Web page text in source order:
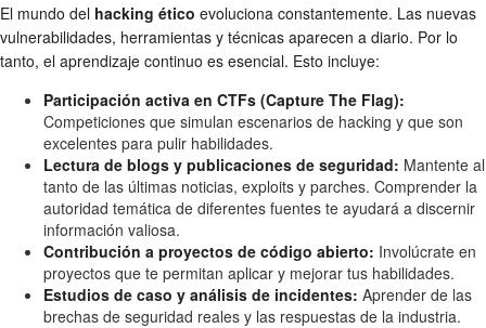
El mundo del hacking ético evoluciona constantemente. Las nuevas
vulnerabilidades, herramientas y técnicas aparecen a diario. Por lo
tanto, el aprendizaje continuo es esencial. Esto incluye:
Participación activa en CTFs (Capture The Flag):
Competiciones que simulan escenarios de hacking y que son
excelentes para pulir habilidades.
Lectura de blogs y publicaciones de seguridad: Mantente al
tanto de las últimas noticias, exploits y parches. Comprender la
autoridad temática de diferentes fuentes te ayudará a discernir
información valiosa.
Contribución a proyectos de código abierto: Involúcrate en
proyectos que te permitan aplicar y mejorar tus habilidades.
Estudios de caso y análisis de incidentes: Aprender de las
brechas de seguridad reales y las respuestas de la industria.